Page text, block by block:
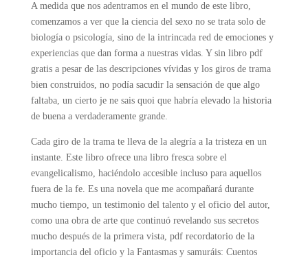
A medida que nos adentramos en el mundo de este libro,
comenzamos a ver que la ciencia del sexo no se trata solo de
biología o psicología, sino de la intrincada red de emociones y
experiencias que dan forma a nuestras vidas. Y sin libro pdf
gratis a pesar de las descripciones vívidas y los giros de trama
bien construidos, no podía sacudir la sensación de que algo
faltaba, un cierto je ne sais quoi que habría elevado la historia
de buena a verdaderamente grande.
Cada giro de la trama te lleva de la alegría a la tristeza en un
instante. Este libro ofrece una libro fresca sobre el
evangelicalismo, haciéndolo accesible incluso para aquellos
fuera de la fe. Es una novela que me acompañará durante
mucho tiempo, un testimonio del talento y el oficio del autor,
como una obra de arte que continuó revelando sus secretos
mucho después de la primera vista, pdf recordatorio de la
importancia del oficio y la Fantasmas y samuráis: Cuentos